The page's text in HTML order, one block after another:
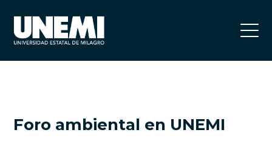
Foro ambiental en UNEMI